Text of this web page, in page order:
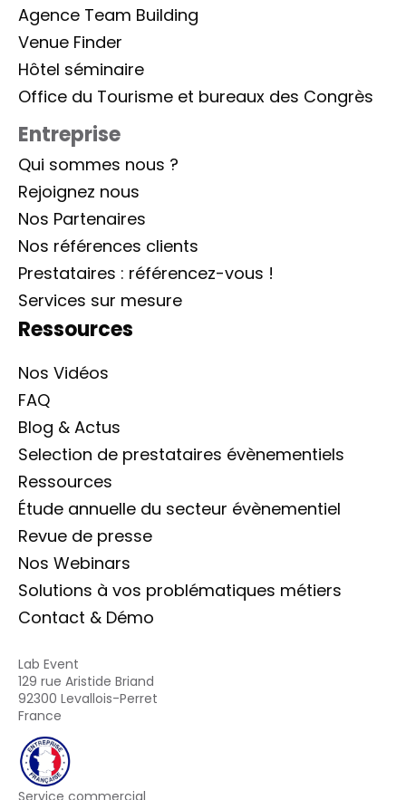
Agence Team Building
Venue Finder
Hôtel séminaire
Office du Tourisme et bureaux des Congrès
Entreprise
Qui sommes nous ?
Rejoignez nous
Nos Partenaires
Nos références clients
Prestataires : référencez-vous !
Services sur mesure
Ressources
Nos Vidéos
FAQ
Blog & Actus
Selection de prestataires évènementiels
Ressources
Étude annuelle du secteur évènementiel
Revue de presse
Nos Webinars
Solutions à vos problématiques métiers
Contact & Démo
Lab Event
129 rue Aristide Briand
92300 Levallois-Perret
France
Service commercial